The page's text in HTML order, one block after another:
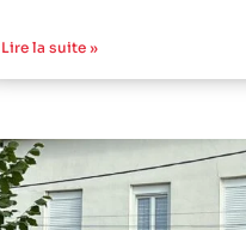
Lire la suite »